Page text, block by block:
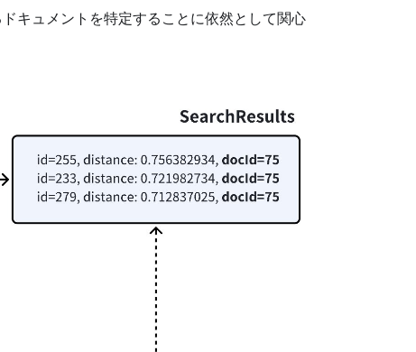
キュメントを特定することに依然として関心